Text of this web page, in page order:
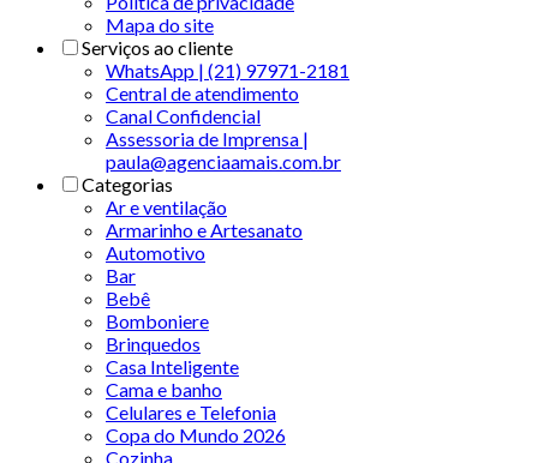
Mapa do site
Serviços ao cliente
WhatsApp | (21) 97971-2181
Central de atendimento
Canal Confidencial
Assessoria de Imprensa |
paula@agenciaamais.com.br
Categorias
Ar e ventilação
Armarinho e Artesanato
Automotivo
Bar
Bebê
Bomboniere
Brinquedos
Casa Inteligente
Cama e banho
Celulares e Telefonia
Copa do Mundo 2026
Cozinha